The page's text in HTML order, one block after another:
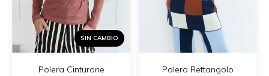
SIN CAMBIO
Polera Cinturone
Polera Rettangolo